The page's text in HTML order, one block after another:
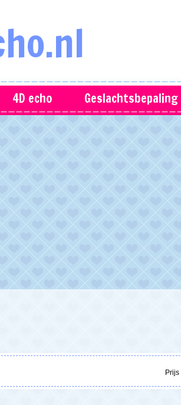
4D echo Geslachtsbepaling
Prijs